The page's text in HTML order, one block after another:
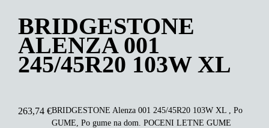
BRIDGESTONE
ALENZA 001
245/45R20 103W XL
263,74 €BRIDGESTONE Alenza 001 245/45R20 103W XL , Po
GUME, Po gume na dom. POCENI LETNE GUME